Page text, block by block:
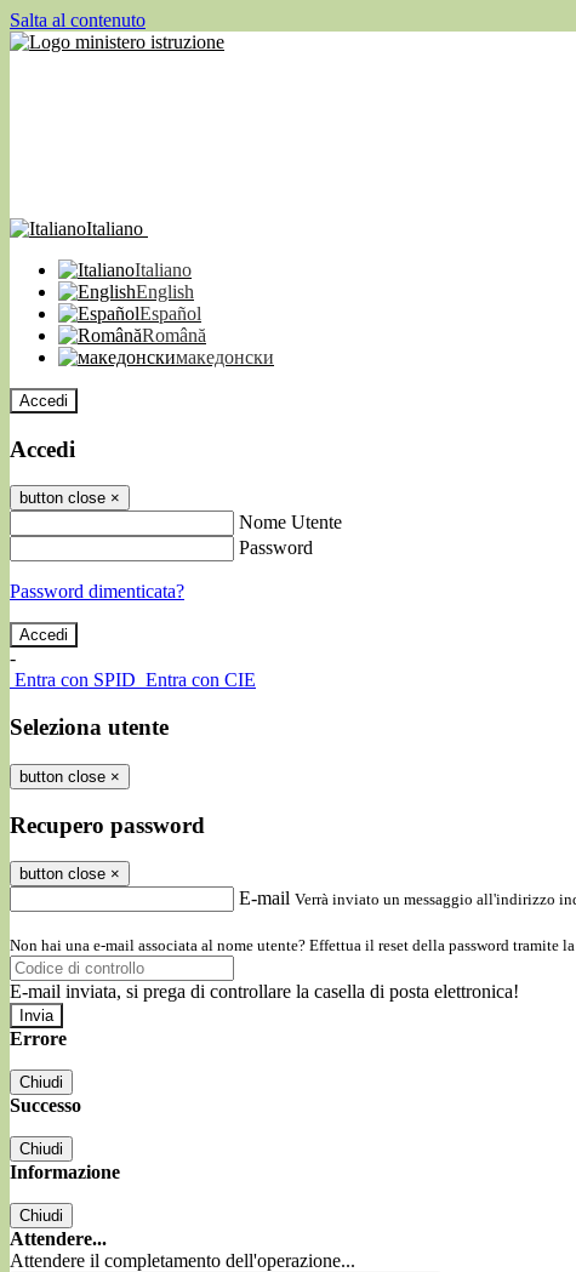
Salta al contenuto
Italiano
Italiano
English
Español
Română
македонски
Accedi
Accedi
button close ×
Nome Utente
Password
Password dimenticata?
-
Entra con SPID Entra con CIE
Seleziona utente
button close ×
Recupero password
button close ×
E-mail Verrà inviato un messaggio all'indirizzo
Non hai una e-mail associata al nome utente? Effettua il reset della password tramite la
E-mail inviata, si prega di controllare la casella di posta elettronica!
Errore
Chiudi
Successo
Chiudi
Informazione
Chiudi
Attendere...
Attendere il completamento dell'operazione...